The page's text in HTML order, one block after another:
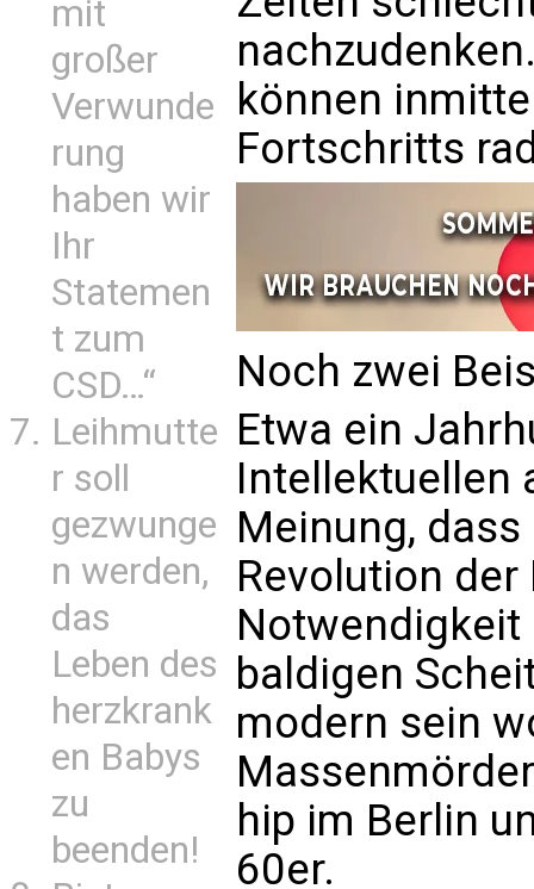
mit
großer
Verwunde
rung
haben wir
Ihr
Statemen
t zum
CSD…“
Leihmutte
r soll
gezwunge
n werden,
das
Leben des
herzkrank
en Babys
zu
beenden!
können
Fortschritts
Noch zwei
Etwa ein
Intellektuellen
Meinung,
Revolution
Notwendigkeit
baldigen
modern sein
hip im Berlin
60er.